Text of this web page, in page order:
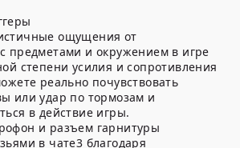
ощущения от
предметами и окружением в игре
степени усилия и сопротивления
реально почувствовать
или удар по тормозам и
в действие игры.
и разъем гарнитуры
в чате3 благодаря